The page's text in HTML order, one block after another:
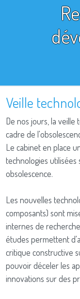
Veille
De nos jours, la veille
cadre de
Le cabinet en place
technologies
obsolescence.
Les nouvelles
composants) sont
internes de
études permettent
critique constructive
pouvoir déceler les
innovations sur des